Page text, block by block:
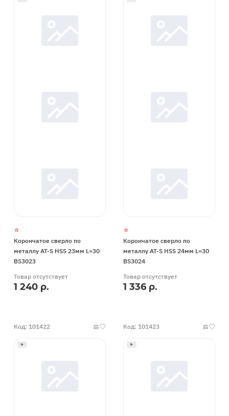
Корончатое сверло по
металлу AT-S HSS 23мм L=30
BS3023
Товар отсутствует
1 240 р.
Корончатое сверло по
металлу AT-S HSS 24мм L=30
BS3024
Товар отсутствует
1 336 р.
Код: 101422 Код: 101423